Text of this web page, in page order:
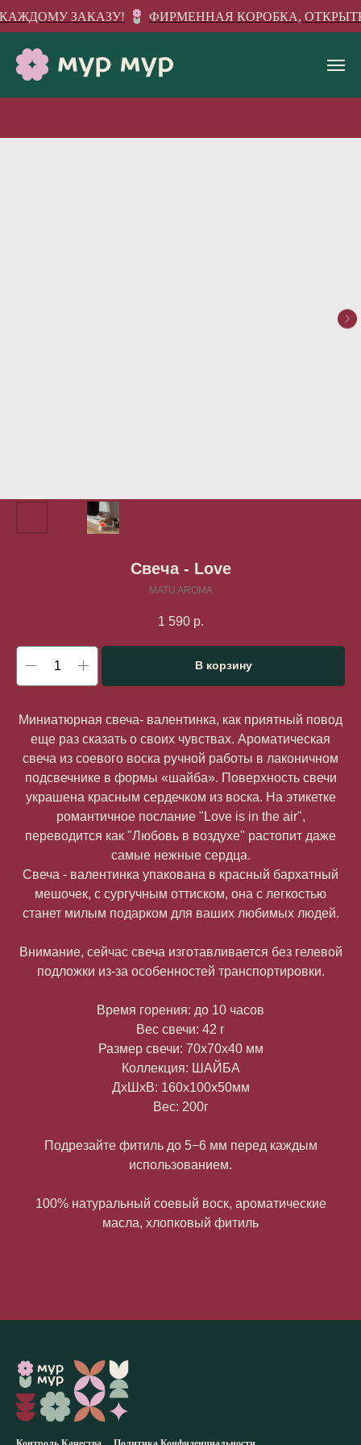
ЗАКАЗУ! ФИРМЕННАЯ КОРОБКА,
Свеча - Love
MATU AROMA
1 590 р.
В корзину
Миниатюрная свеча- валентинка, как приятный повод
еще раз сказать о своих чувствах. Ароматическая
свеча из соевого воска ручной работы в лаконичном
подсвечнике в формы «шайба». Поверхность свечи
украшена красным сердечком из воска. На этикетке
романтичное послание "Love is in the air",
переводится как "Любовь в воздухе" растопит даже
самые нежные сердца.
Свеча - валентинка упакована в красный бархатный
мешочек, с сургучным оттиском, она с легкостью
станет милым подарком для ваших любимых людей.
Внимание, сейчас свеча изготавливается без гелевой
подложки из-за особенностей транспортировки.
Время горения: до 10 часов
Вес свечи: 42 г
Размер свечи: 70х70х40 мм
Коллекция: ШАЙБА
ДxШxВ: 160x100x50мм
Вес: 200г
Подрезайте фитиль до 5−6 мм перед каждым
использованием.
100% натуральный соевый воск, ароматические
масла, хлопковый фитиль